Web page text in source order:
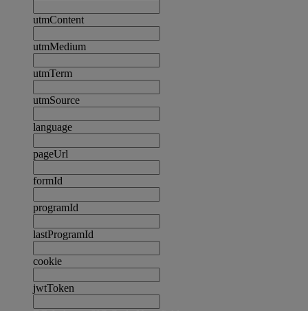
utmContent
utmMedium
utmTerm
utmSource
language
pageUrl
formId
programId
lastProgramId
cookie
jwtToken